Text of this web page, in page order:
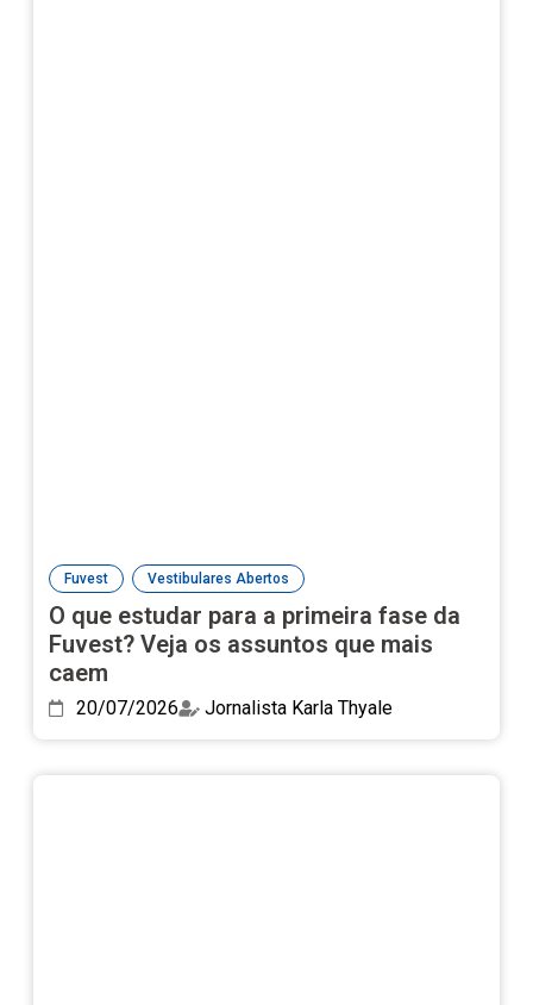
Fuvest , Vestibulares Abertos
O que estudar para a primeira fase da
Fuvest? Veja os assuntos que mais
caem
20/07/2026 Jornalista Karla Thyale